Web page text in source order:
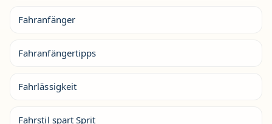
Fahranfänger
Fahranfängertipps
Fahrlässigkeit
Fahrstil spart Sprit